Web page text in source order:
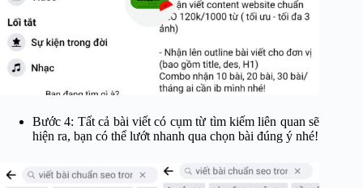
Bước 4: Tất cả bài viết có cụm từ tìm kiếm liên quan sẽ
hiện ra, bạn có thể lướt nhanh qua chọn bài đúng ý nhé!